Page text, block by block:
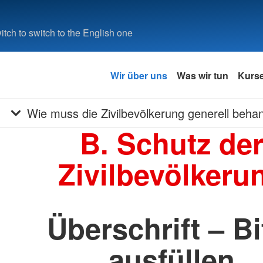
to switch to the English one
Wir über uns Was wir tun
Wie muss die Zivilbevölkerung generell
B. Schutz der
Überschrift –